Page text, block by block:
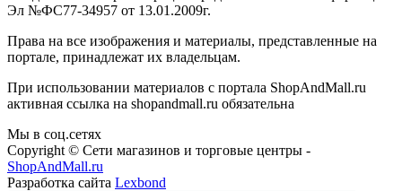
Эл №ФС77-34957 от 13.01.2009г.
Права на все изображения и материалы, представленные на
портале, принадлежат их владельцам.
При использовании материалов с портала ShopAndMall.ru
активная ссылка на shopandmall.ru обязательна
Мы в соц.сетях
Copyright © Сети магазинов и торговые центры -
ShopAndMall.ru
Разработка сайта Lexbond